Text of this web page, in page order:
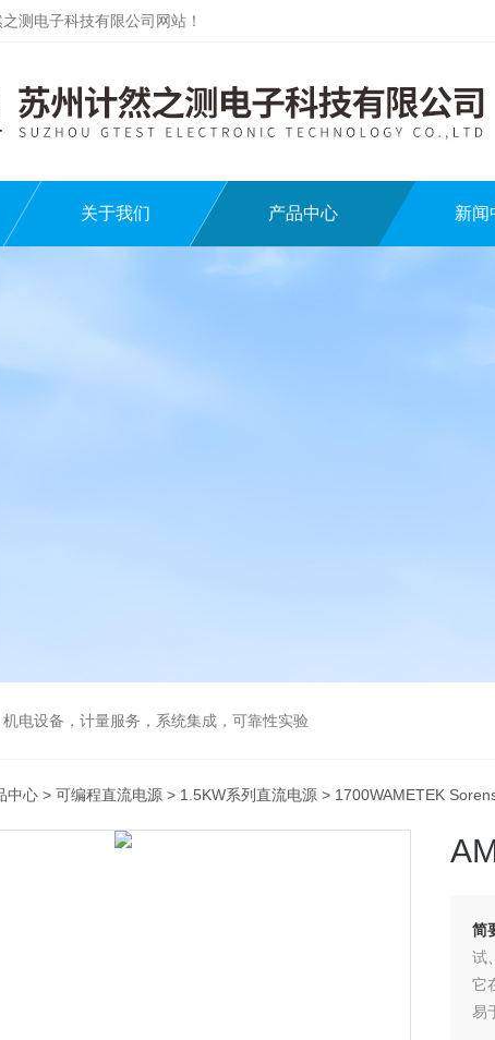
测电子科技有限公司网站！
关于我们 产品中心 新闻
电设备，计量服务，系统集成，可靠性实验
中心 > 可编程直流电源 > 1.5KW系列直流电源 > 1700WAMETEK
简
试
它
易